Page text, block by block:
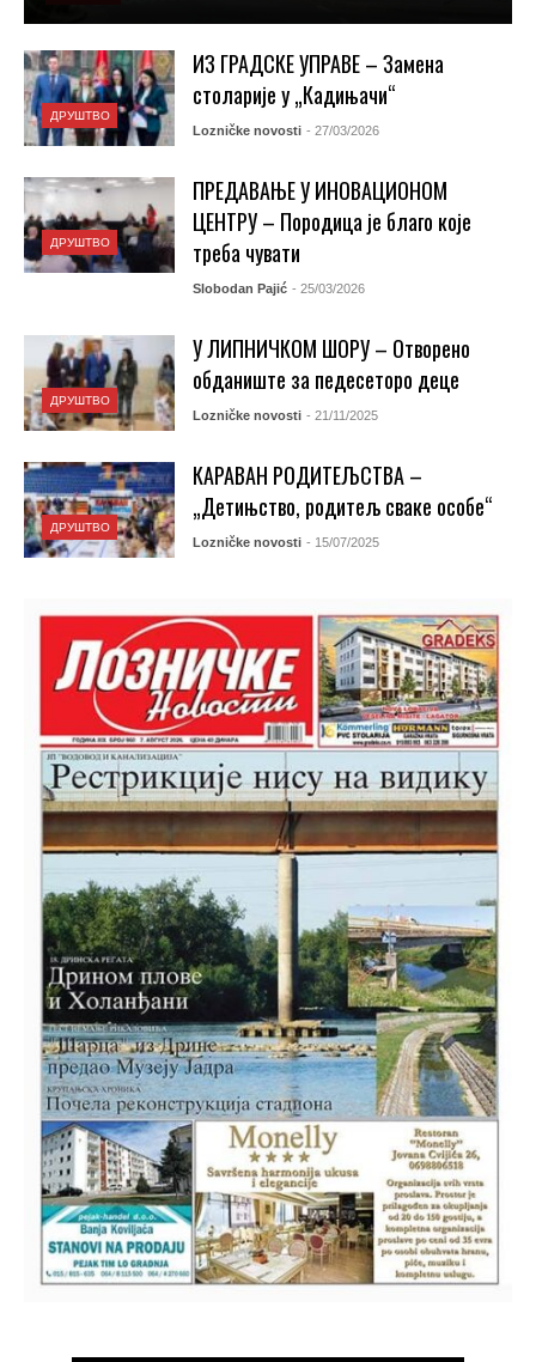
ДРУШТВО
ИЗ ГРАДСКЕ УПРАВЕ – Замена
столарије у „Кадињачи“
Lozničke novosti - 27/03/2026
ДРУШТВО
ПРЕДАВАЊЕ У ИНОВАЦИОНОМ
ЦЕНТРУ – Породица је благо које
треба чувати
Slobodan Pajić - 25/03/2026
ДРУШТВО
У ЛИПНИЧКОМ ШОРУ – Отворено
обданиште за педесеторо деце
Lozničke novosti - 21/11/2025
ДРУШТВО
КАРАВАН РОДИТЕЉСТВА –
„Детињство, родитељ сваке особе“
Lozničke novosti - 15/07/2025